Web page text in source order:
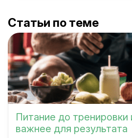
Статьи по теме
Питание до тренировки
важнее для результата